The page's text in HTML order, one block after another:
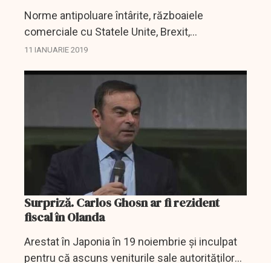
Norme antipoluare întârite, războaiele
comerciale cu Statele Unite, Brexit,
sancțiunilor împotriva Iranului, scăderea
constructorii de vehicule au pălit...
11 IANUARIE 2019
Surpriză. Carlos Ghosn ar fi rezident
fiscal în Olanda
Arestat în Japonia în 19 noiembrie și inculpat
pentru că ascuns veniturile sale autorităților